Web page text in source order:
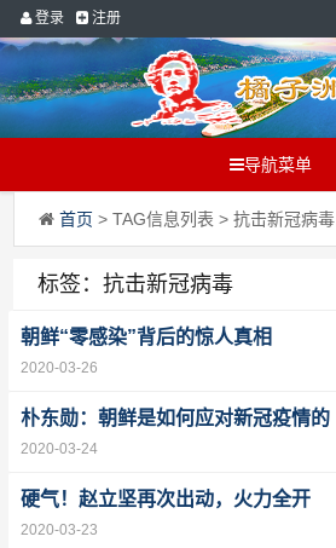
登录 注册
导航菜单
首页 > TAG信息列表 > 抗击新冠病毒
标签：抗击新冠病毒
朝鲜“零感染”背后的惊人真相
2020-03-26
朴东勋：朝鲜是如何应对新冠疫情的
2020-03-24
硬气！赵立坚再次出动，火力全开
2020-03-23